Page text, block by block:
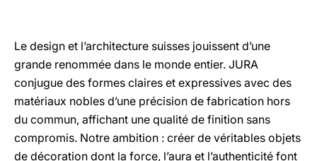
Le design et l’architecture suisses jouissent d’une
grande renommée dans le monde entier. JURA
conjugue des formes claires et expressives avec des
matériaux nobles d’une précision de fabrication hors
du commun, affichant une qualité de finition sans
compromis. Notre ambition : créer de véritables objets
de décoration dont la force, l’aura et l’authenticité font